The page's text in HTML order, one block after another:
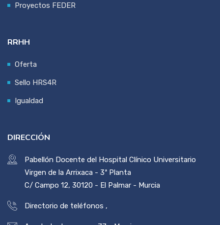
Proyectos FEDER
RRHH
Oferta
Sello HRS4R
Igualdad
DIRECCIÓN
Pabellón Docente del Hospital Clínico Universitario
Virgen de la Arrixaca - 3ª Planta
C/ Campo 12, 30120 - El Palmar - Murcia
Directorio de teléfonos ,